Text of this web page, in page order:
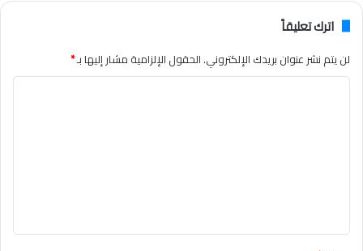
اترك تعليقاً
لن يتم نشر عنوان بريدك الإلكتروني.الحقول الإلزامية مشار إليها بـ*
ق